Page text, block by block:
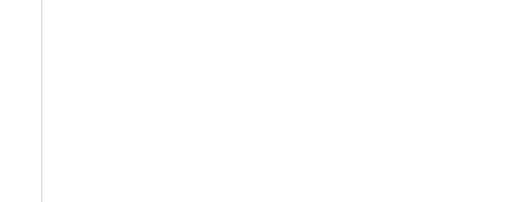
en Twitter
Brasil en Instagram
El País Brasil en Facebook